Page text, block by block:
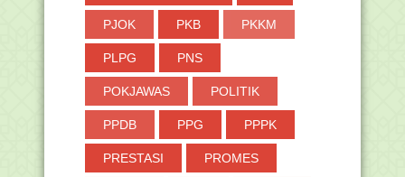
PJOK PKB PKKM
PLPG PNS
POKJAWAS POLITIK
PPDB PPG PPPK
PRESTASI PROMES